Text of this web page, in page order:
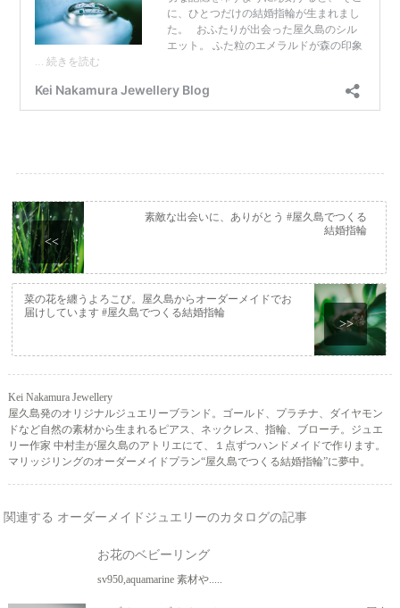
<<
素敵な出会いに、ありがとう #屋久島でつくる
結婚指輪
>>
菜の花を纏うよろこび。屋久島からオーダーメイドでお
届けしています #屋久島でつくる結婚指輪
Kei Nakamura Jewellery
屋久島発のオリジナルジュエリーブランド。ゴールド、プラチナ、ダイヤモン
ドなど自然の素材から生まれるピアス、ネックレス、指輪、ブローチ。ジュエ
リー作家 中村圭が屋久島のアトリエにて、１点ずつハンドメイドで作ります。
マリッジリングのオーダーメイドプラン“屋久島でつくる結婚指輪”に夢中。
関連する オーダーメイドジュエリーのカタログの記事
お花のベビーリング
sv950,aquamarine 素材や.....